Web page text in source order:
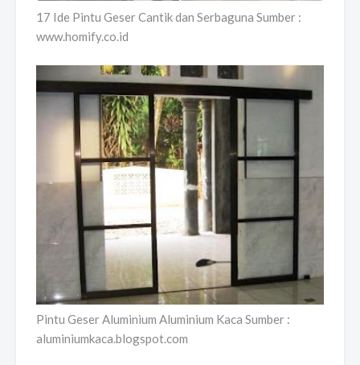
17 Ide Pintu Geser Cantik dan Serbaguna Sumber :
www.homify.co.id
Pintu Geser Aluminium Aluminium Kaca Sumber :
aluminiumkaca.blogspot.com